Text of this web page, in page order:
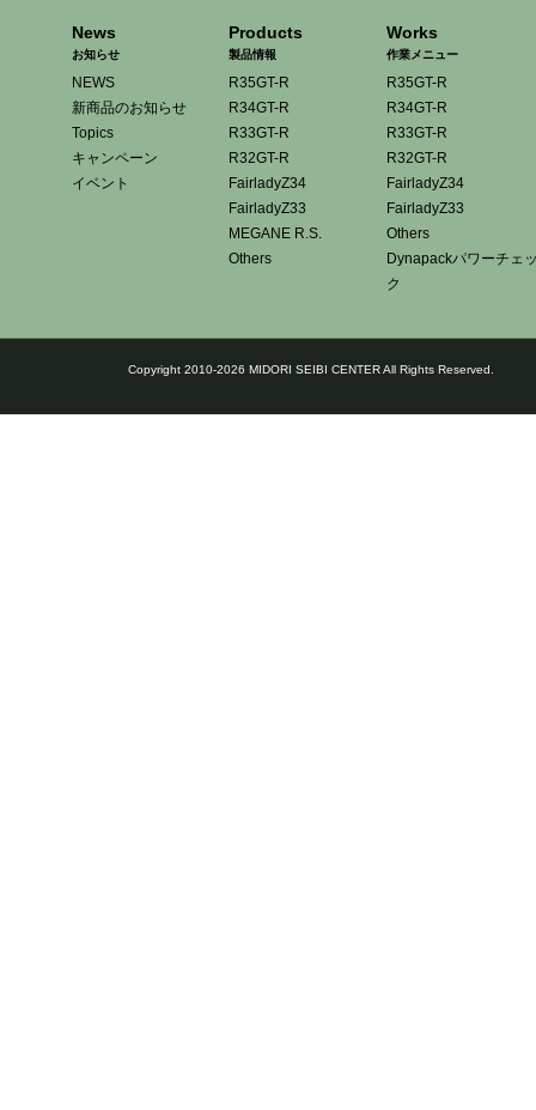
News
お知らせ
NEWS
新商品のお知らせ
Topics
キャンペーン
イベント
Products
製品情報
R35GT-R
R34GT-R
R33GT-R
R32GT-R
FairladyZ34
FairladyZ33
MEGANE R.S.
Others
Works
作業メニュー
R35GT-R
R34GT-R
R33GT-R
R32GT-R
FairladyZ34
FairladyZ33
Others
Dynapackパワーチェ
ク
Copyright 2010-2026 MIDORI SEIBI CENTER All Rights Reserved.